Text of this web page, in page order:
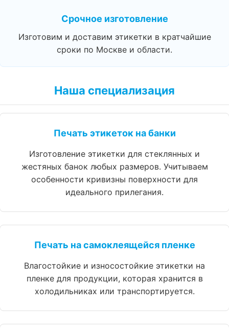
Срочное изготовление
Изготовим и доставим этикетки в кратчайшие
сроки по Москве и области.
Наша специализация
Печать этикеток на банки
Изготовление этикетки для стеклянных и
жестяных банок любых размеров. Учитываем
особенности кривизны поверхности для
идеального прилегания.
Печать на самоклеящейся пленке
Влагостойкие и износостойкие этикетки на
пленке для продукции, которая хранится в
холодильниках или транспортируется.